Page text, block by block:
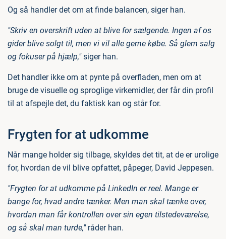
Og så handler det om at finde balancen, siger han.
"Skriv en overskrift uden at blive for sælgende. Ingen af os
gider blive solgt til, men vi vil alle gerne købe. Så glem salg
og fokuser på hjælp,"siger han.
Det handler ikke om at pynte på overfladen, men om at
bruge de visuelle og sproglige virkemidler, der får din profil
til at afspejle det, du faktisk kan og står for.
Frygten for at udkomme
Når mange holder sig tilbage, skyldes det tit, at de er urolige
for, hvordan de vil blive opfattet, påpeger, David Jeppesen.
"Frygten for at udkomme på LinkedIn er reel. Mange er
bange for, hvad andre tænker. Men man skal tænke over,
hvordan man får kontrollen over sin egen tilstedeværelse,
og så skal man turde,"råder han.